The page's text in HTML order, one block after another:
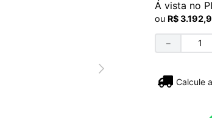
Á vista no
ou R$3.192,
－
Não sei